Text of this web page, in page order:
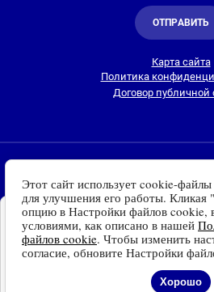
Установите наш сайт на
Ваше устройство
Доступно для устройств
на платформе Android
Установить
ОТПРАВИТЬ
Карта сайта
Политика
Договор публичной
Люстры, светильники и другие
дома и улицы с доставкойпо
защищены.
Информация о технических характеристиках,
виде и цвете товаров
и основывается на последних
сведениях
Этот сайт использует cookie-
для улучшения его работы.
опцию в Настройки файлов cookie,
условиями, как описано в нашей
файлов cookie. Чтобы изменить
согласие, обновите Настройки
Хорошо